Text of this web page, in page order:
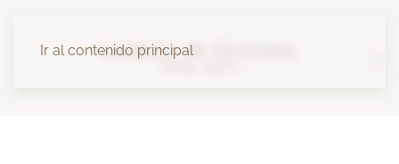
Ir al contenido principal